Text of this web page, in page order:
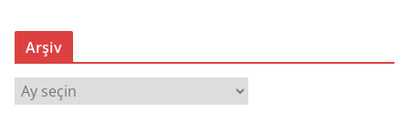
Arşiv
r